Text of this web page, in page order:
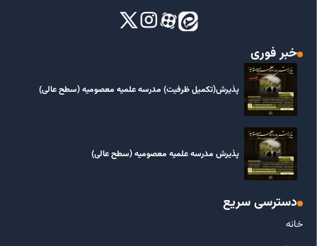
خبر فوری
پذیرش(تکمیل ظرفیت) مدرسه علمیه معصومیه‌ (سطح عالی)
پذیرش مدرسه علمیه معصومیه‌ (سطح عالی)
دسترسی سریع
خانه